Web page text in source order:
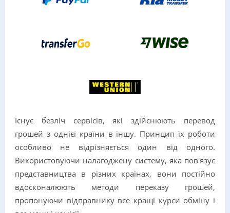
Існує безліч сервісів, які здійснюють перевод
грошей з однієї країни в іншу. Принцип їх роботи
особливо не відрізняється один від одного.
Використовуючи налагоджену систему, яка пов'язує
представництва в різних країнах, вони постійно
вдосконалюють методи переказу грошей,
пропонуючи відправнику все кращі курси обміну і